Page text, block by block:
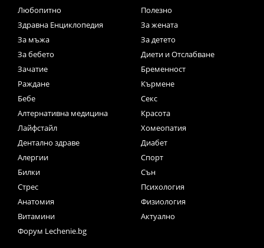
Любопитно
Полезно
Здравна Енциклопедия
За жената
За мъжа
За детето
За бебето
Диети и Отслабване
Зачатие
Бременност
Раждане
Кърмене
Бебе
Секс
Алтернативна медицина
Красота
Лайфстайл
Хомеопатия
Дентално здраве
Диабет
Алергии
Спорт
Билки
Сън
Стрес
Психология
Анатомия
Физиология
Витамини
Актуално
Форум Lechenie.bg